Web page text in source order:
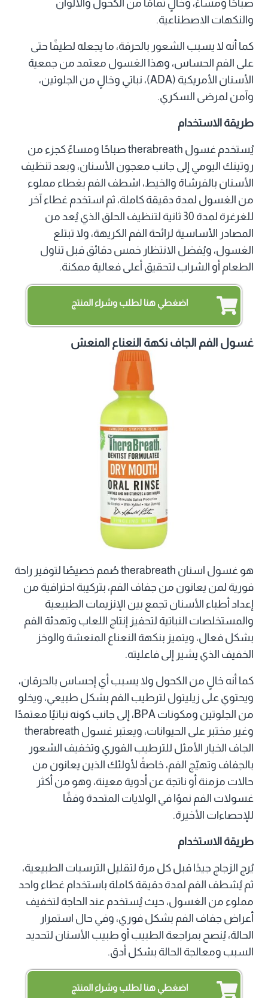
صباحًا ومساءً، وخالٍ تمامًا من الكحول والألوان
والنكهات الاصطناعية.
كما أنه لا يسبب الشعور بالحرقة، ما يجعله لطيفًا حتى
على الفم الحساس، وهذا الغسول معتمد من جمعية
الأسنان الأمريكية (ADA)، نباتي وخالٍ من الجلوتين،
وآمن لمرضى السكري.
طريقة الاستخدام
يُستخدم غسول therabreath صباحًا ومساءً كجزء من
روتينك اليومي إلى جانب معجون الأسنان، وبعد تنظيف
الأسنان بالفرشاة والخيط، اشطف الفم بغطاء مملوء
من الغسول لمدة دقيقة كاملة، ثم استخدم غطاء آخر
للغرغرة لمدة 30 ثانية لتنظيف الحلق الذي يُعد من
المصادر الأساسية لرائحة الفم الكريهة، ولا تبتلع
الغسول، ويُفضل الانتظار خمس دقائق قبل تناول
الطعام أو الشراب لتحقيق أعلى فعالية ممكنة.
اضغطي هنا لطلب وشراء المنتج
غسول الفم الجاف نكهة النعناع المنعش
هو غسول اسنان therabreath صُمم خصيصًا لتوفير راحة
فورية لمن يعانون من جفاف الفم، بتركيبة احترافية من
إعداد أطباء الأسنان تجمع بين الإنزيمات الطبيعية
والمستخلصات النباتية لتحفيز إنتاج اللعاب وتهدئة الفم
بشكل فعال، ويتميز بنكهة النعناع المنعشة والوخز
الخفيف الذي يشير إلى فاعليته.
كما أنه خالٍ من الكحول ولا يسبب أي إحساس بالحرقان،
ويحتوي على زيليتول لترطيب الفم بشكل طبيعي، ويخلو
من الجلوتين ومكونات BPA، إلى جانب كونه نباتيًا معتمدًا
وغير مختبر على الحيوانات، ويعتبر غسول therabreath
الجاف الخيار الأمثل للترطيب الفوري وتخفيف الشعور
بالجفاف وتهيّج الفم، خاصةً لأولئك الذين يعانون من
حالات مزمنة أو ناتجة عن أدوية معينة، وهو من أكثر
غسولات الفم نموًا في الولايات المتحدة وفقًا
للإحصاءات الأخيرة.
طريقة الاستخدام
يُرج الزجاج جيدًا قبل كل مرة لتقليل الترسبات الطبيعية،
ثم يُشطف الفم لمدة دقيقة كاملة باستخدام غطاء واحد
مملوء من الغسول، حيث يُستخدم عند الحاجة لتخفيف
أعراض جفاف الفم بشكل فوري، وفي حال استمرار
الحالة، يُنصح بمراجعة الطبيب أو طبيب الأسنان لتحديد
السبب ومعالجة الحالة بشكل أدق.
اضغطي هنا لطلب وشراء المنتج